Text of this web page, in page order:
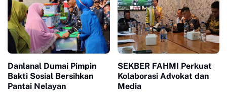
Danlanal Dumai Pimpin
Bakti Sosial Bersihkan
Pantai Nelayan
SEKBER FAHMI Perkuat
Kolaborasi Advokat dan
Media